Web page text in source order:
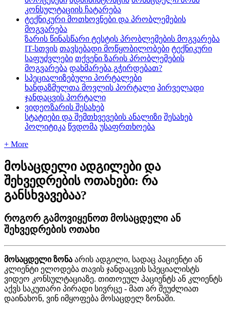
კონსულტაციის ჩატარება
ტექნიკური მოთხოვნები და პრობლემების
მოგვარება
ზარის წინასწარი ტესტის პრობლემების მოგვარება
IT-სთვის თავსებადი მოწყობილობები ტექნიკური
საფუძვლები თქვენი ზარის პრობლემების
მოგვარება დახმარება გჭირდებათ?
სპეციალიზებული პორტალები
ხანდაზმულთა მოვლის პორტალი პირველადი
ჯანდაცვის პორტალი
ვიდეოზარის შესახებ
სტატიები და შემთხვევების ანალიზი შესახებ
პოლიტიკა წვდომა უსაფრთხოება
+ More
მოსაცდელი ადგილები და
შეხვედრების ოთახები: რა
განსხვავებაა?
როგორ გამოვიყენოთ მოსაცდელი ან
შეხვედრების ოთახი
მოსაცდელი ზონა არის ადგილი, სადაც პაციენტი ან
კლიენტი ელოდება თავის ჯანდაცვის სპეციალისტს
ვიდეო კონსულტაციაზე. თითოეულ პაციენტს ან კლიენტს
აქვს საკუთარი პირადი სივრცე - მათ არ შეუძლიათ
დაინახონ, ვინ იმყოფება მოსაცდელ ზონაში.